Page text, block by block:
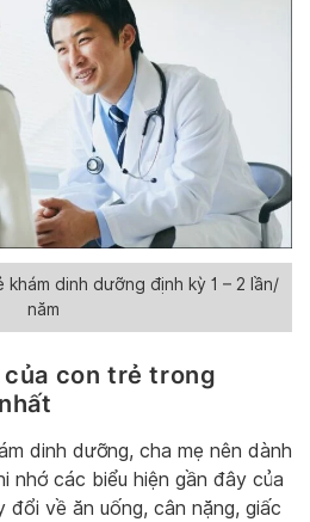
dinh dưỡng định kỳ 1 – 2 lần/
năm
của con trẻ trong
dinh dưỡng, cha mẹ nên dành
nhớ các biểu hiện gần đây của
về ăn uống, cân nặng, giấc